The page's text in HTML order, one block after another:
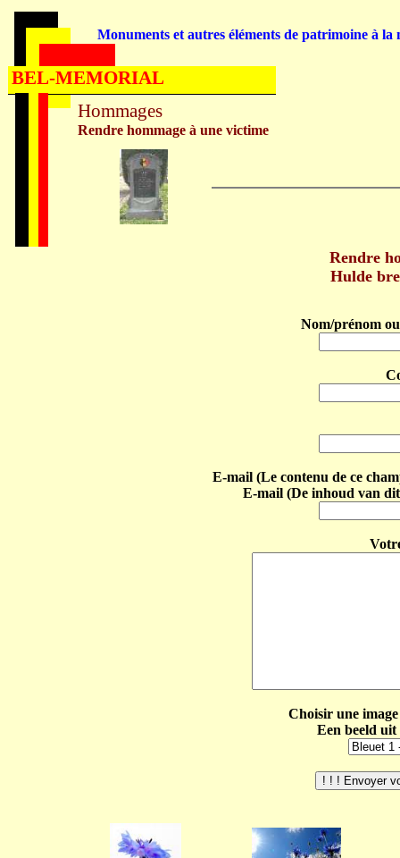
Rendre
Hulde
Nom/prénom
E-mail (Le contenu de ce
E-mail (De inhoud van
Choisir une
Een beeld
Hommages
Rendre hommage à une victime
Monuments et autres éléments de patrimoine à la
BEL-MEMORIAL